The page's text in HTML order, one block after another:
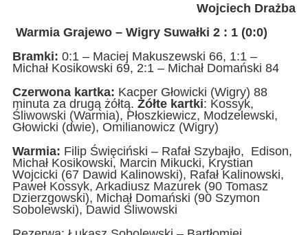
Wojciech Drażba
Warmia Grajewo – Wigry Suwałki 2 : 1 (0:0)
Bramki: 0:1 – Maciej Makuszewski 66, 1:1 –
Michał Kosikowski 69, 2:1 – Michał Domański 84
Czerwona kartka: Kacper Głowicki (Wigry) 88
minuta za drugą żółtą. Żółte kartki: Kossyk,
Śliwowski (Warmia), Płoszkiewicz, Modzelewski,
Głowicki (dwie), Omilianowicz (Wigry)
Warmia: Filip Święciński – Rafał Szybajło, Edison,
Michał Kosikowski, Marcin Mikucki, Krystian
Wojcicki (67 Dawid Kalinowski), Rafał Kalinowski,
Paweł Kossyk, Arkadiusz Mazurek (90 Tomasz
Dzierzgowski), Michał Domański (90 Szymon
Sobolewski), Dawid Śliwowski